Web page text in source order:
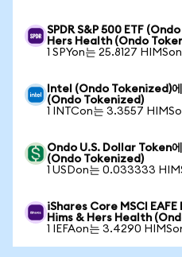
SPDR S&P 500 ETF
Hers Health (Ondo
1 SPYon는 25.8127
Intel (Ondo Tokenized)
(Ondo Tokenized)
1 INTCon는 3.3557
Ondo U.S. Dollar Token
(Ondo Tokenized)
1 USDon는 0.033333
iShares Core MSCI
Hims & Hers Health
1 IEFAon는 3.4290